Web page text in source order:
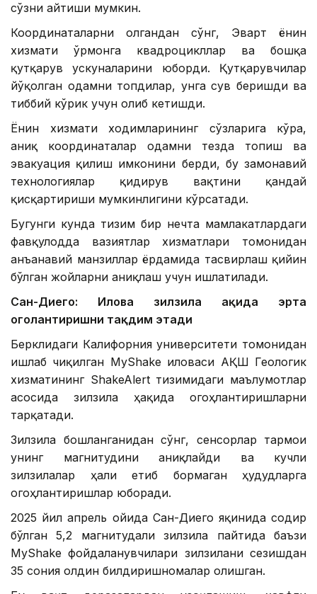
сўзни айтиши мумкин.
Координаталарни олгандан сўнг, Эварт ёнғин
хизмати ўрмонга квадроцикллар ва бошқа
қутқарув ускуналарини юборди. Қутқарувчилар
йўқолган одамни топдилар, унга сув беришди ва
тиббий кўрик учун олиб кетишди.
Ёнғин хизмати ходимларининг сўзларига кўра,
аниқ координаталар одамни тезда топиш ва
эвакуация қилиш имконини берди, бу замонавий
технологиялар қидирув вақтини қандай
қисқартириши мумкинлигини кўрсатади.
Бугунги кунда тизим бир нечта мамлакатлардаги
фавқулодда вазиятлар хизматлари томонидан
анъанавий манзиллар ёрдамида тасвирлаш қийин
бўлган жойларни аниқлаш учун ишлатилади.
Сан-Диего: Илова зилзила ҳақида эрта
огоҳлантиришни тақдим этади
Берклидаги Калифорния университети томонидан
ишлаб чиқилган MyShake иловаси АҚШ Геологик
хизматининг ShakeAlert тизимидаги маълумотлар
асосида зилзила ҳақида огоҳлантиришларни
тарқатади.
Зилзила бошланганидан сўнг, сенсорлар тармоғи
унинг магнитудини аниқлайди ва кучли
зилзилалар ҳали етиб бормаган ҳудудларга
огоҳлантиришлар юборади.
2025 йил апрель ойида Сан-Диего яқинида содир
бўлган 5,2 магнитудали зилзила пайтида баъзи
MyShake фойдаланувчилари зилзилани сезишдан
35 сония олдин билдиришномалар олишган.